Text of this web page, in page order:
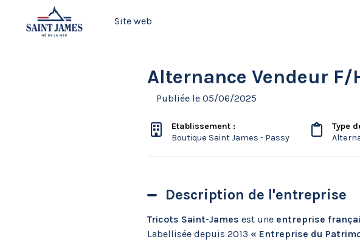
Site web
Alternance Vendeur F/
Publiée le 05/06/2025
Etablissement :
Boutique Saint James - Passy
Type
Description de l'entreprise
Tricots Saint-James est uneentreprise
Labellisée depuis 2013 « Entreprise du